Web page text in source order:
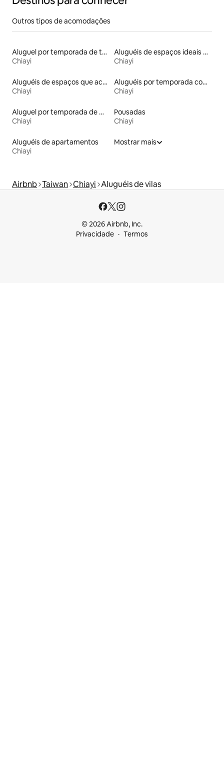
Outros tipos de acomodações
Aluguel por temporada de townhouses
Chiayi
Aluguéis de espaços ideais para famílias
Chiayi
Aluguéis de espaços que aceitam animais de estimação
Chiayi
Aluguéis por temporada com café da manhã
Chiayi
Aluguel por temporada de minsus
Chiayi
Pousadas
Chiayi
Aluguéis de apartamentos
Chiayi
Mostrar mais
Airbnb Taiwan Chiayi Aluguéis de vilas
© 2026 Airbnb, Inc.
Privacidade
Termos